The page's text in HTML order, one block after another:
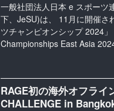
一般社団法人日本 e スポーツ
下、JeSU)は、 11月に開催さ
ツチャンピオンシップ 2024
Championships East Asia
RAGE初の海外オフライ
CHALLENGE in